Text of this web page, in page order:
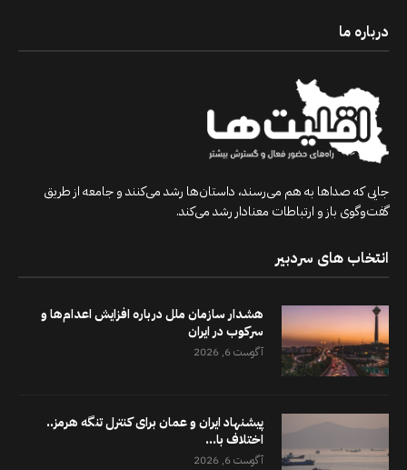
درباره ما
جایی که صداها به هم می‌رسند، داستان‌ها رشد می‌کنند و جامعه از طریق
گفت‌وگوی باز و ارتباطات معنادار رشد می‌کند.
انتخاب های سردبیر
هشدار سازمان ملل درباره افزایش اعدام‌ها و
سرکوب در ایران
آگوست 6, 2026
پیشنهاد ایران و عمان برای کنترل تنگه هرمز..
اختلاف با...
آگوست 6, 2026